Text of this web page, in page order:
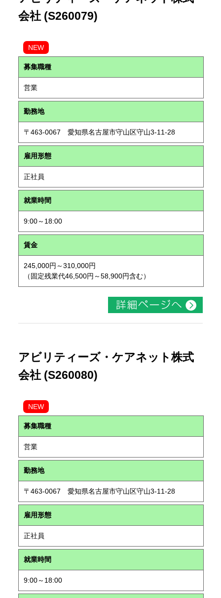
会社 (S260079)
NEW
募集職種
営業
勤務地
〒463-0067 愛知県名古屋市守山区守山3-11-28
雇用形態
正社員
就業時間
9:00～18:00
賃金
245,000円～310,000円
（固定残業代46,500円～58,900円含む）
アビリティーズ・ケアネット株式
会社 (S260080)
NEW
募集職種
営業
勤務地
〒463-0067 愛知県名古屋市守山区守山3-11-28
雇用形態
正社員
就業時間
9:00～18:00